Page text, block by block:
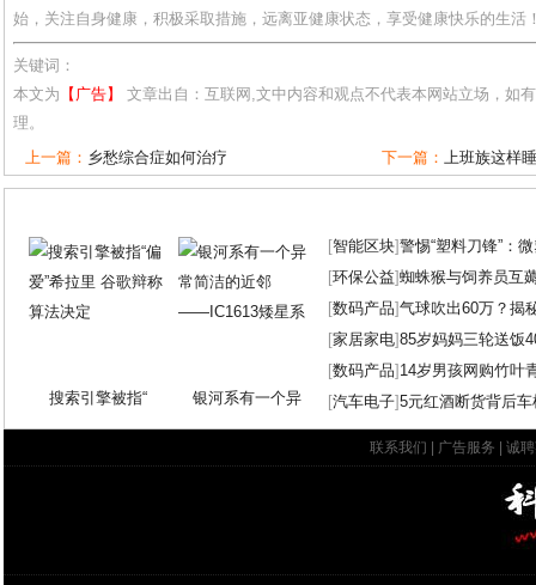
始，关注自身健康，积极采取措施，远离亚健康状态，享受健康快乐的生活
关键词：
本文为 【广告】
文章出自：互联网,文中内容和观点不代表本网站立场，如
理。
上一篇： 乡愁综合症如何治疗 下一篇： 上班族这样
搜索引擎被指“ 银河系有一个异
[智能区块]警惕“塑料刀锋”：
[环保公益]蜘蛛猴与饲养员互
[数码产品]气球吹出60万？揭
[家居家电]85岁妈妈三轮送饭
[数码产品] 14岁男孩网购竹叶
[汽车电子]5元红酒断货背后
联系我们 广告服务 诚